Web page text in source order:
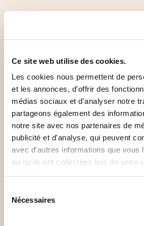
Ce site web utilise des cookies.
Les cookies nous permettent de
et les annonces, d'offrir des
médias sociaux et d'analyser notre
partageons également des
notre site avec nos partenaires de
publicité et d'analyse, qui peuvent
avec d'autres informations que vous
ou qu'ils ont collectées lors de votre
Nécessaires
Depuis la création de l'écovillage,
sensibilisation l'une de nos